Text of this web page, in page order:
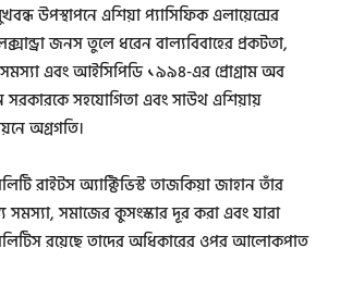
উপস্থাপনে এশিয়া প্যাসিফিক এলায়েন্সের
জনস তুলে ধরেন বাল্যবিবাহের প্রকটতা,
সমস্যা এবং আইসিপিডি ১৯৯৪-এর প্রোগ্রাম অব
সরকারকে সহযোগিতা এবং সাউথ এশিয়ায়
অগ্রগতি।
রাইটস অ্যাক্টিভিস্ট তাজকিয়া জাহান তাঁর
সমস্যা, সমাজের কুসংস্কার দূর করা এবং যারা
রয়েছে তাদের অধিকারের ওপর আলোকপাত